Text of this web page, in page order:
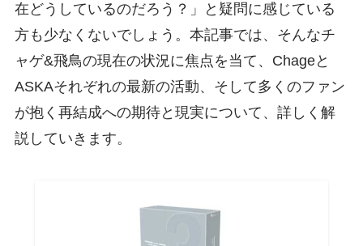
在どうしているのだろう？」と疑問に感じている
方も少なくないでしょう。本記事では、そんなチ
ャゲ&飛鳥の現在の状況に焦点を当て、Chageと
ASKAそれぞれの最新の活動、そして多くのファン
が抱く再結成への期待と現実について、詳しく解
説していきます。